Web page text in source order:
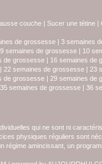
couche | Sucer une tétine |
de grossesse | 3 semaines
9 semaines de grossesse | 10
de grossesse | 16 semaines de
| 22 semaines de grossesse | 23
de grossesse | 29 semaines de
35 semaines de grossesse | 36
qui ne sont ni
physiques réguliers sont
régime amincissant, un